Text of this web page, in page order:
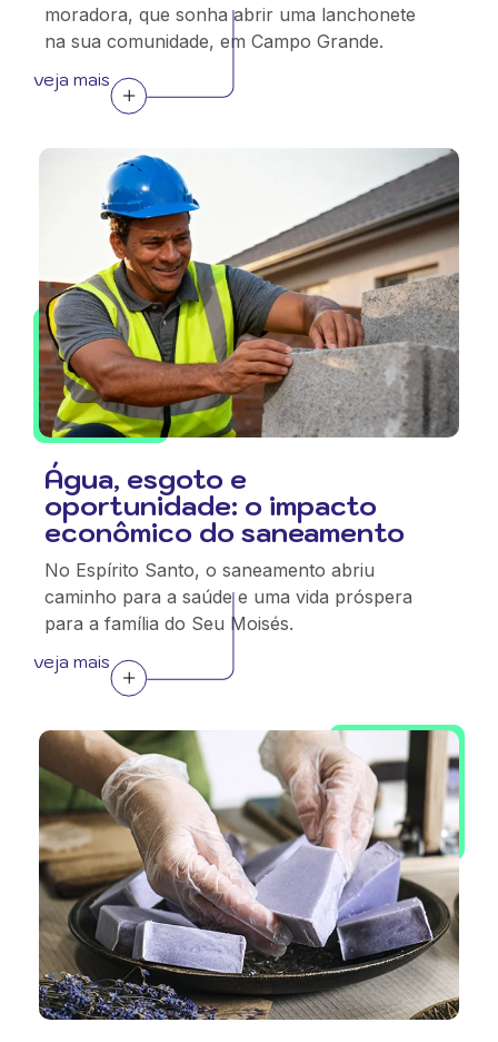
moradora, que sonha abrir uma lanchonete
na sua comunidade, em Campo Grande.
veja mais
Água, esgoto e
oportunidade: o impacto
econômico do saneamento
No Espírito Santo, o saneamento abriu
caminho para a saúde e uma vida próspera
para a família do Seu Moisés.
veja mais